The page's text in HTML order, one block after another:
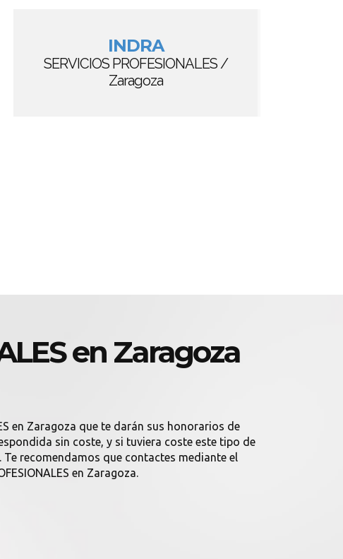
INDRA
SERVICIOS PROFESIONALES /
Zaragoza
en Zaragoza
en Zaragoza que te darán sus honorarios de
sin coste, y si tuviera coste este tipo de
recomendamos que contactes mediante el
en Zaragoza.